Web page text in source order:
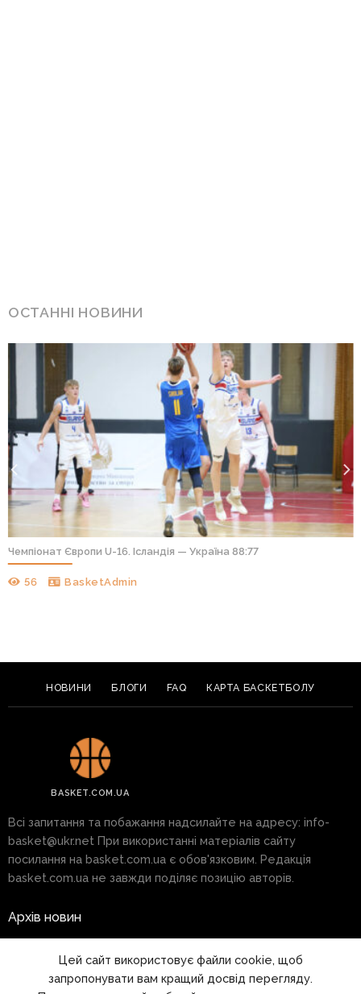
ОСТАННІ НОВИНИ
Чемпіонат Європи U-16. Ісландія — Україна 88:77
56 BasketAdmin
НОВИНИ БЛОГИ FAQ КАРТА БАСКЕТБОЛУ
BASKET.COM.UA
Всі запитання та побажання надсилайте на адресу: info-
basket@ukr.netПри використанні матеріалів сайту
посилання на basket.com.ua є обов'язковим. Редакція
basket.com.ua не завжди поділяє позицію авторів.
Архів новин
Правила
Цей сайт використовує файли cookie, щоб
запропонувати вам кращий досвід перегляду.